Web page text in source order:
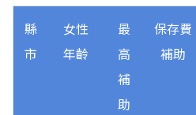
縣
市
女性
年齡
最
高
補
助
保存費
補助